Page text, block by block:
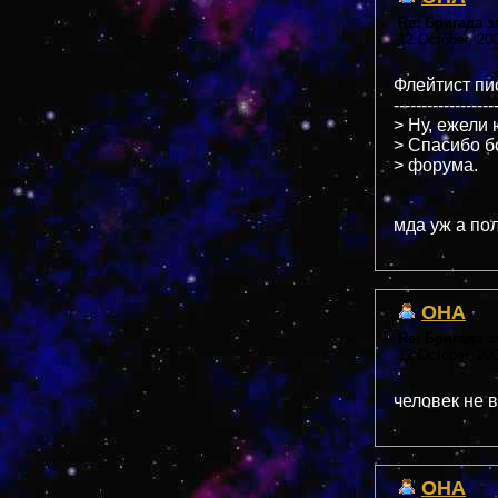
Re: Бригада
12 October,
Флейтист
> Ну, ежели
> Спасибо
> форума.
мда уж а
OHA
Re: Бригада
12 October,
человек не
OHA